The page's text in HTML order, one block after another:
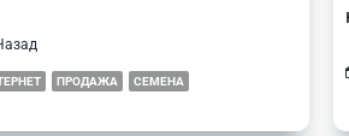
ПРОДАЖА СЕМЕНА